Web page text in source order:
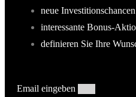
neue
interessante Bonus-
definieren Sie Ihre
Email eingeben